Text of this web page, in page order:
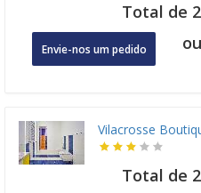
Total de
Envie-nos um pedido ou
Vilacrosse
Total de